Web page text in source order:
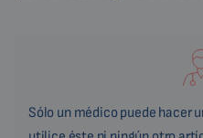
Sólo un médico puede hacer